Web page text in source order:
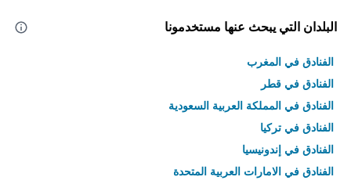
البلدان التي يبحث عنها مستخدمونا
الفنادق في المغرب
الفنادق في قطر
الفنادق في المملكة العربية السعودية
الفنادق في تركيا
الفنادق في إندونيسيا
الفنادق في الامارات العربية المتحدة